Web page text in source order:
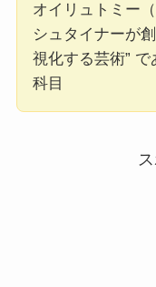
オイリュトミー
シュタイナーが
視化する芸術”
科目